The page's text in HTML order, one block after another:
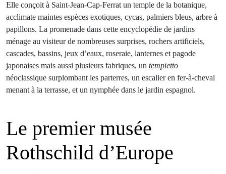
Elle conçoit à Saint-Jean-Cap-Ferrat un temple de la botanique,
acclimate maintes espèces exotiques, cycas, palmiers bleus, arbre à
papillons. La promenade dans cette encyclopédie de jardins
ménage au visiteur de nombreuses surprises, rochers artificiels,
cascades, bassins, jeux d’eaux, roseraie, lanternes et pagode
japonaises mais aussi plusieurs fabriques, un tempietto
néoclassique surplombant les parterres, un escalier en fer-à-cheval
menant à la terrasse, et un nymphée dans le jardin espagnol.
Le premier musée
Rothschild d’Europe